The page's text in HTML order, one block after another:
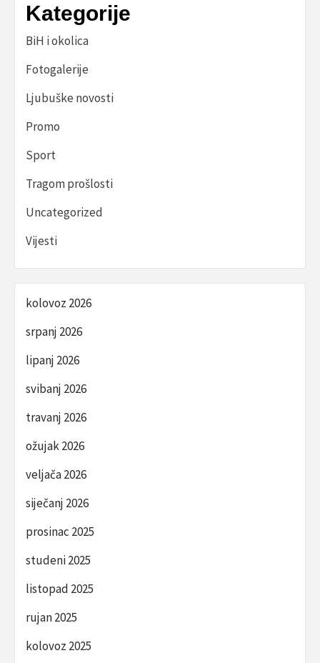
Kategorije
BiH i okolica
Fotogalerije
Ljubuške novosti
Promo
Sport
Tragom prošlosti
Uncategorized
Vijesti
kolovoz 2026
srpanj 2026
lipanj 2026
svibanj 2026
travanj 2026
ožujak 2026
veljača 2026
siječanj 2026
prosinac 2025
studeni 2025
listopad 2025
rujan 2025
kolovoz 2025